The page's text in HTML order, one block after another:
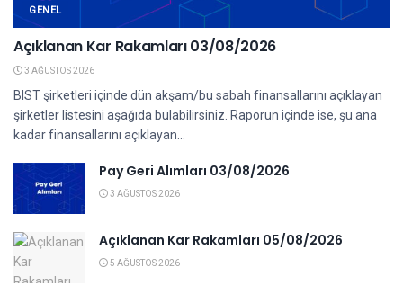
GENEL
Açıklanan Kar Rakamları 03/08/2026
3 AĞUSTOS 2026
BIST şirketleri içinde dün akşam/bu sabah finansallarını açıklayan
şirketler listesini aşağıda bulabilirsiniz. Raporun içinde ise, şu ana
kadar finansallarını açıklayan...
Pay Geri Alımları 03/08/2026
3 AĞUSTOS 2026
Açıklanan Kar Rakamları 05/08/2026
5 AĞUSTOS 2026